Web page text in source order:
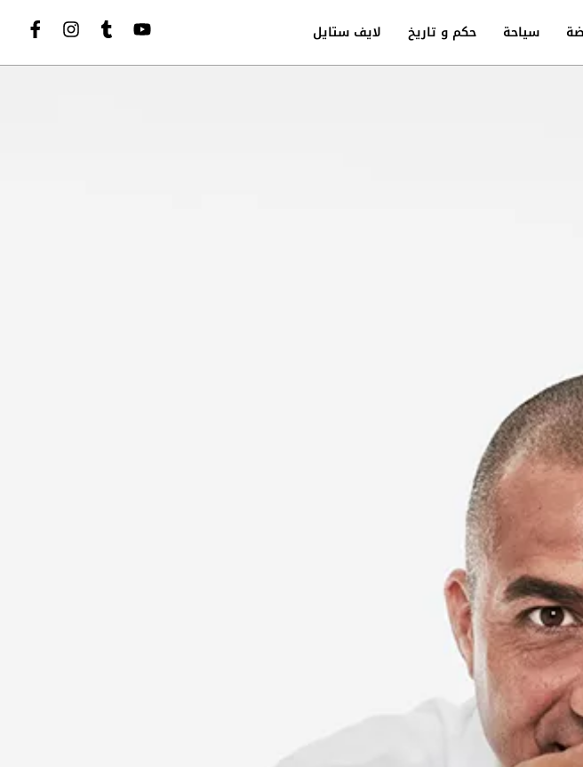
لايف ستايل حكم و تاريخ سياحة